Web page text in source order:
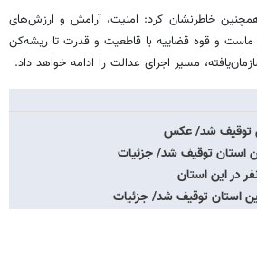
خاطرنشان کرد: امنیت، آرامش و ارزش‌های
ماست و قوه قضاییه با قاطعیت و قدرت تا ریشه‌کن
مسیر اجرای عدالت را ادامه خواهد داد.
توقیف شد/ عکس